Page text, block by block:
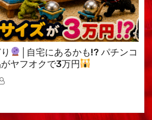
│自宅にあるかも!? パチンコ
ヤフオクで3万円